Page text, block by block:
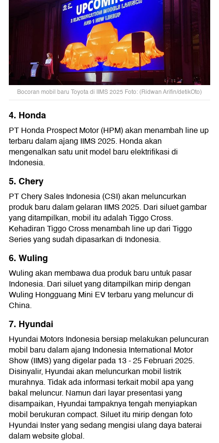
Bocoran mobil baru Toyota di IIMS 2025 Foto: (Ridwan Arifin/detikOto)
4. Honda
PT Honda Prospect Motor (HPM) akan menambah line up
terbaru dalam ajang IIMS 2025. Honda akan
mengenalkan satu unit model baru elektrifikasi di
Indonesia.
5. Chery
PT Chery Sales Indonesia (CSI) akan meluncurkan
produk baru dalam gelaran IIMS 2025. Dari siluet gambar
yang ditampilkan, mobil itu adalah Tiggo Cross.
Kehadiran Tiggo Cross menambah line up dari Tiggo
Series yang sudah dipasarkan di Indonesia.
6. Wuling
Wuling akan membawa dua produk baru untuk pasar
Indonesia. Dari siluet yang ditampilkan mirip dengan
Wuling Hongguang Mini EV terbaru yang meluncur di
China.
7. Hyundai
Hyundai Motors Indonesia bersiap melakukan peluncuran
mobil baru dalam ajang Indonesia International Motor
Show (IIMS) yang digelar pada 13 - 25 Februari 2025.
Disinyalir, Hyundai akan meluncurkan mobil listrik
murahnya. Tidak ada informasi terkait mobil apa yang
bakal meluncur. Namun dari layar presentasi yang
disampaikan, Hyundai tampaknya tengah menyiapkan
mobil berukuran compact. Siluet itu mirip dengan foto
Hyundai Inster yang sedang mengisi ulang daya baterai
dalam website global.